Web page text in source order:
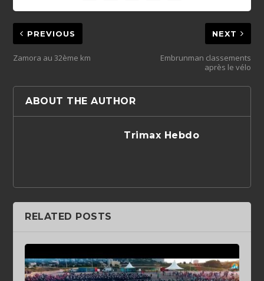
PREVIOUS
Zamora au 32ème km
NEXT
Embrunman classements
après le vélo
ABOUT THE AUTHOR
Trimax Hebdo
RELATED POSTS